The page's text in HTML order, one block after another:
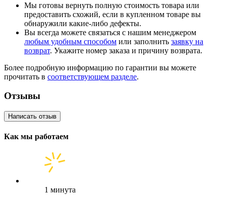
Мы готовы вернуть полную стоимость товара или
предоставить схожий, если в купленном товаре вы
обнаружили какие-либо дефекты.
Вы всегда можете связаться с нашим менеджером
любым удобным способом или заполнить заявку на
возврат. Укажите номер заказа и причину возврата.
Более подробную информацию по гарантии вы можете
прочитать в соответствующем разделе.
Отзывы
Написать отзыв
Как мы работаем
1 минута